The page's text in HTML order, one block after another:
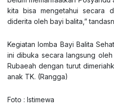
kita bisa mengetahui secara
diderita oleh bayi balita,”
Kegiatan lomba Bayi Balita
ini dibuka secara langsung
Rubaeah dengan turut
anak TK. (Rangga)
Foto : Istimewa